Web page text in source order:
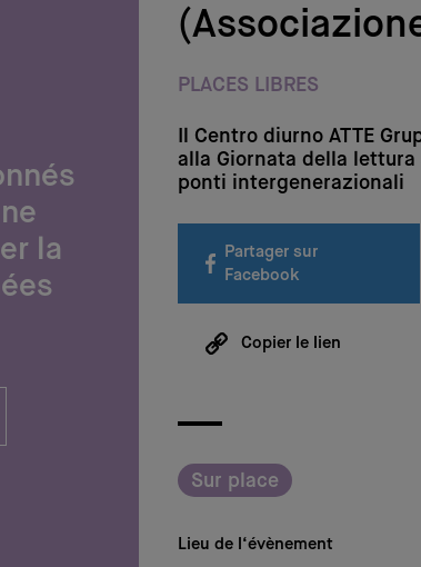
la
PLACES LIBRES
Il Centro diurno ATTE
alla Giornata della
ponti intergenerazionali
Partager sur
Facebook
Copier le lien
Sur place
Lieu de l‘évènement